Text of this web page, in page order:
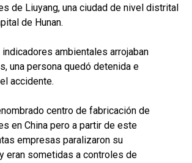
de Liuyang, una ciudad de nivel distrital
de Hunan.
indicadores ambientales arrojaban
una persona quedó detenida e
accidente.
centro de fabricación de
en China pero a partir de este
empresas paralizaron su
eran sometidas a controles de